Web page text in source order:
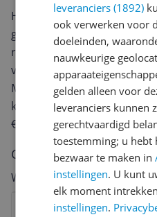
Heb jij dit product in bezit
geven? Start dan hieronder
review. Afhankelijk van de
van een review gemiddeld
Met jouw mening help je
keuze te maken én maak je
€250,-!
Klik hier voor de
Cijfer
Welk cijfer geef jij dit
5
4
3
2
leveranciers (1892)
ook verwerken voor
doeleinden,
nauwkeurige
gelden alleen voor
leveranciers kunnen
gerechtvaardigd
toestemming; u hebt
bezwaar te maken in
instellingen. U kunt
elk moment
instellingen.